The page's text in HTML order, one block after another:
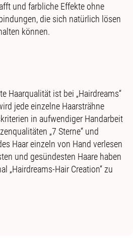
und farbliche Effekte ohne
die sich natürlich lösen
können.
Haarqualität ist bei „Hairdreams“
jede einzelne Haarsträhne
in aufwendiger Handarbeit
„7 Sterne“ und
Haar einzeln von Hand verlesen
und gesündesten Haare haben
„Hairdreams-Hair Creation“ zu